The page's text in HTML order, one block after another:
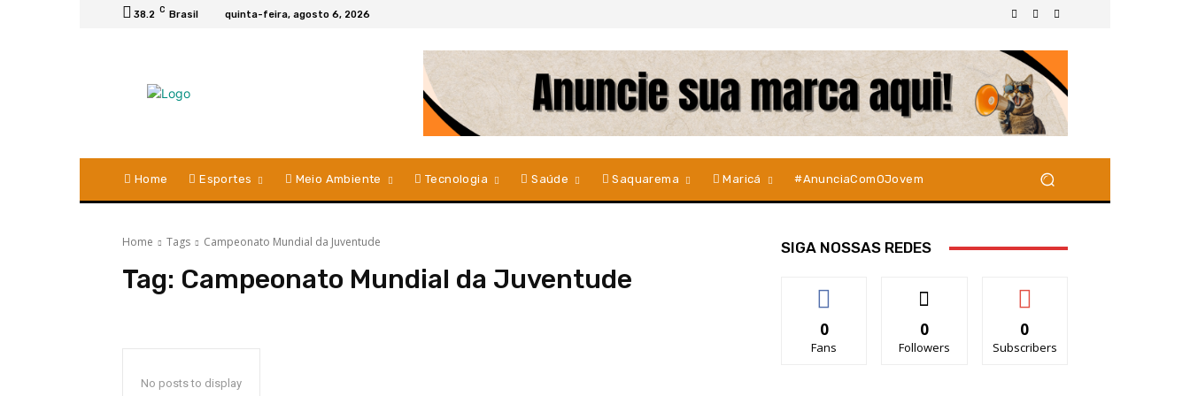
38.2 C Brasil quinta-feira, agosto 6, 2026
Home Esportes Meio Ambiente Tecnologia Saúde Saquarema Maricá #AnunciaComOJovem
Home Tags Campeonato Mundial da Juventude
Tag: Campeonato Mundial da Juventude
No posts to display
SIGA NOSSAS REDES
0
Fans
0
Followers
0
Subscribers